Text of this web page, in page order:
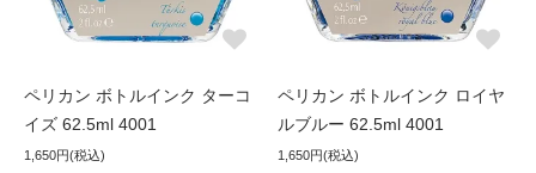
ペリカン ボトルインク ターコ
イズ 62.5ml 4001
1,650円(税込)
ペリカン ボトルインク ロイヤ
ルブルー 62.5ml 4001
1,650円(税込)